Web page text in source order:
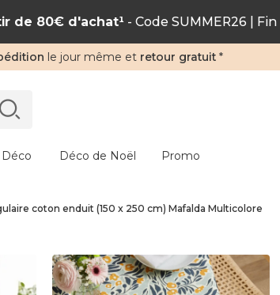
de 80€ d'achat¹- Code SUMMER26 |
le jour même et retour gratuit *
Déco de Noël Promo
coton enduit (150 x 250 cm) Mafalda Multicolore